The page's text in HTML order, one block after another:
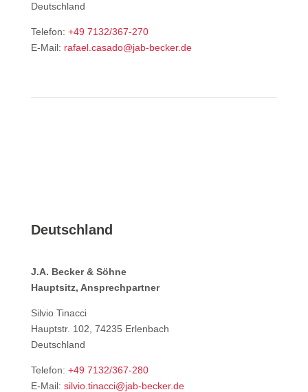
Deutschland
Telefon: +49 7132/367-270
E-Mail: rafael.casado@jab-becker.de
Deutschland
J.A. Becker & Söhne
Hauptsitz, Ansprechpartner
Silvio Tinacci
Hauptstr. 102, 74235 Erlenbach
Deutschland
Telefon: +49 7132/367-280
E-Mail: silvio.tinacci@jab-becker.de